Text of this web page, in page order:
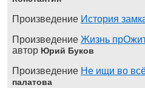
Произведение История
Произведение Жизнь
автор Юрий Буков
Произведение Не ищи во
палатова